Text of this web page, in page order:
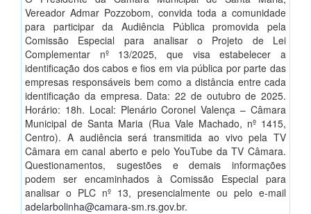
Vereador Admar Pozzobom, convida toda a comunidade
para participar da Audiência Pública promovida pela
Comissão Especial para analisar o Projeto de Lei
Complementar nº 13/2025, que visa estabelecer a
identificação dos cabos e fios em via pública por parte das
empresas responsáveis bem como a distância entre cada
identificação da empresa. Data: 22 de outubro de 2025.
Horário: 18h. Local: Plenário Coronel Valença – Câmara
Municipal de Santa Maria (Rua Vale Machado, nº 1415,
Centro). A audiência será transmitida ao vivo pela TV
Câmara em canal aberto e pelo YouTube da TV Câmara.
Questionamentos, sugestões e demais informações
podem ser encaminhados à Comissão Especial para
analisar o PLC nº 13, presencialmente ou pelo e-mail
adelarbolinha@camara-sm.rs.gov.br.